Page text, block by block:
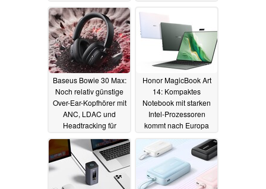
Baseus Bowie 30 Max:
Noch relativ günstige
Over-Ear-Kopfhörer mit
ANC, LDAC und
Headtracking für
Spatial Audio14.09.2024
Honor MagicBook Art
14: Kompaktes
Notebook mit starken
Intel-Prozessoren
kommt nach Europa
05.09.2024